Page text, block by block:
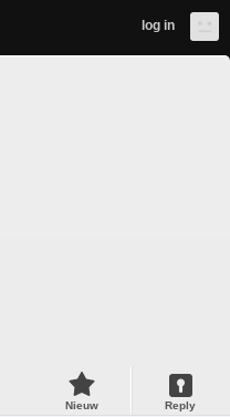
log in
Nieuw Reply